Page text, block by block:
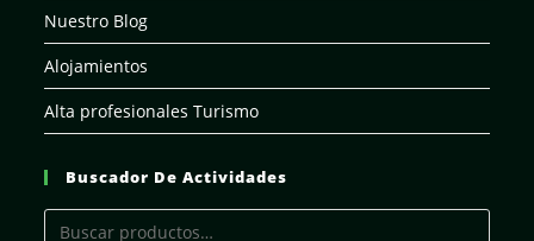
Nuestro Blog
Alojamientos
Alta profesionales Turismo
Buscador De Actividades